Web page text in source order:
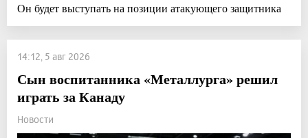
Он будет выступать на позиции атакующего защитника
14:12, 5 авг 2026
Сын воспитанника «Металлурга» решил
играть за Канаду
Новости